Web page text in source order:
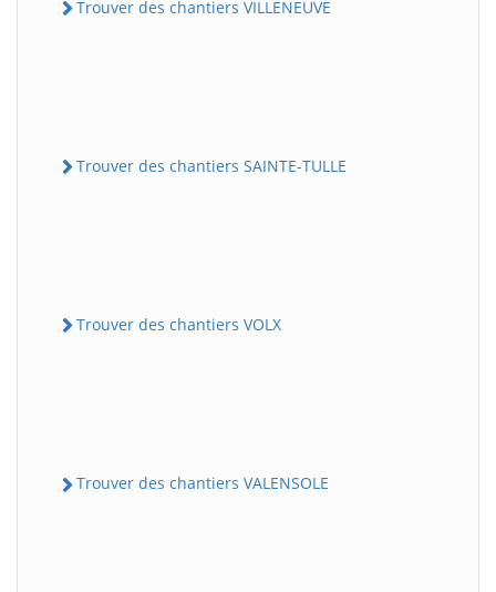
Trouver des chantiers VILLENEUVE
Trouver des chantiers SAINTE-TULLE
Trouver des chantiers VOLX
Trouver des chantiers VALENSOLE